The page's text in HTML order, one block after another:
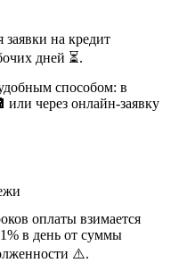
заявки на кредит
дней ⏳.
способом: в
или через онлайн-заявку
оплаты взимается
в день от суммы
⚠️.